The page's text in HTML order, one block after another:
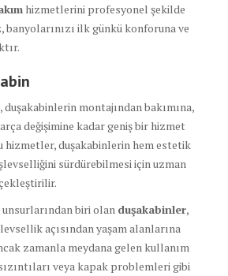
hizmetlerini profesyonel şekilde
banyolarınızı ilk günkü konforuna ve
, duşakabinlerin montajından bakımına,
değişimine kadar geniş bir hizmet
hizmetler, duşakabinlerin hem estetik
sürdürebilmesi için uzman
biri olan duşakabinler,
açısından yaşam alanlarına
zamanla meydana gelen kullanım
veya kapak problemleri gibi